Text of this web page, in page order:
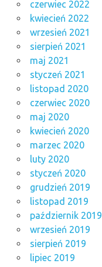
czerwiec 2022
kwiecień 2022
wrzesień 2021
sierpień 2021
maj 2021
styczeń 2021
listopad 2020
czerwiec 2020
maj 2020
kwiecień 2020
marzec 2020
luty 2020
styczeń 2020
grudzień 2019
listopad 2019
październik 2019
wrzesień 2019
sierpień 2019
lipiec 2019